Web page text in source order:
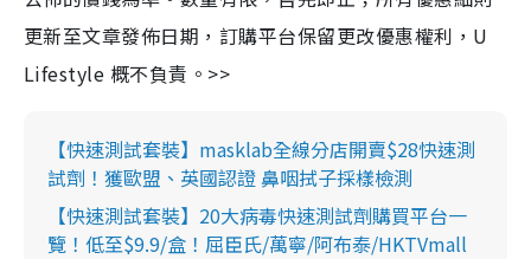
更新至文章發佈日期，訂購平台保留更改優惠權利，U
Lifestyle 概不負責。>>
【快速測試套裝】masklab全線分店開賣$28快速測
試劑！獲歐盟、英國認證 鼻咽拭子採樣檢測
【快速測試套裝】20大病毒快速測試劑購買平台一
覽！低至$9.9/盒！屈臣氏/萬寧/阿布泰/HKTVmall